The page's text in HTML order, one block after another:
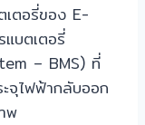
เตอรี่ของ E-
บตเตอรี่
– BMS) ที่
จุไฟฟ้ากลับออก
พ